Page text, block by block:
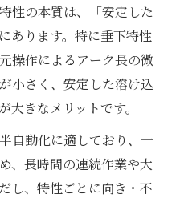
性の本質は、「安定した
あります。特に垂下特性
操作によるアーク長の微
小さく、安定した溶け込
きなメリットです。
自動化に適しており、一
、長時間の連続作業や大
し、特性ごとに向き・不